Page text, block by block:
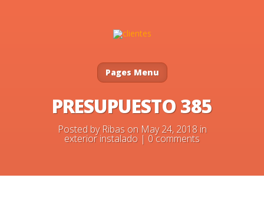
Pages Menu
PRESUPUESTO 385
Posted by Ribason May 24, 2018 in
exterior instalado | 0 comments